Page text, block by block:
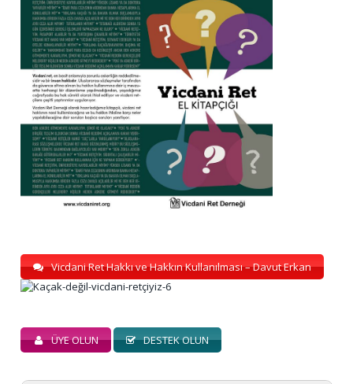
Vicdani Ret Hakkı ve Hakkın Kullanılması – Davut Erkan
ÜYE OLUN DESTEK OLUN